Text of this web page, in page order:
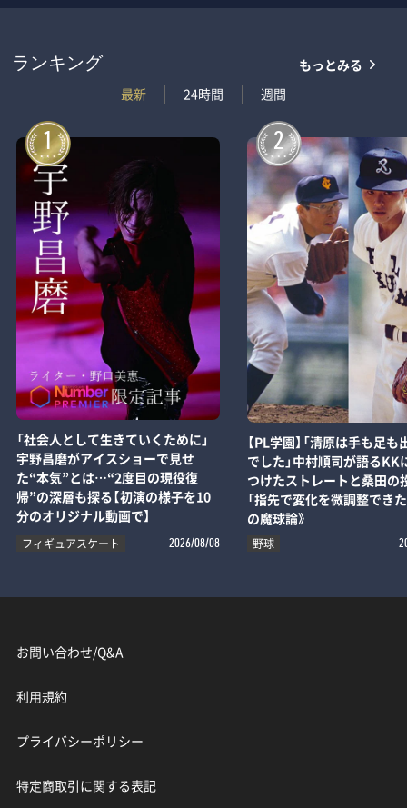
ランキング
最新
24時間 週間
もっとみる
1
「社会人として生きていくために」
宇野昌磨がアイスショーで見せ
た“本気”とは…“2度目の現役復
帰”の深層も探る【初演の様子を10
分のオリジナル動画で】
フィギュアスケート 2026/08/08
2
【PL学園】「清原は手も足も
でした」中村順司が語るKK
つけたストレートと桑田の
「指先で変化を微調整できた
の魔球論》
野球
お問い合わせ/Q&A
利用規約
プライバシーポリシー
特定商取引に関する表記